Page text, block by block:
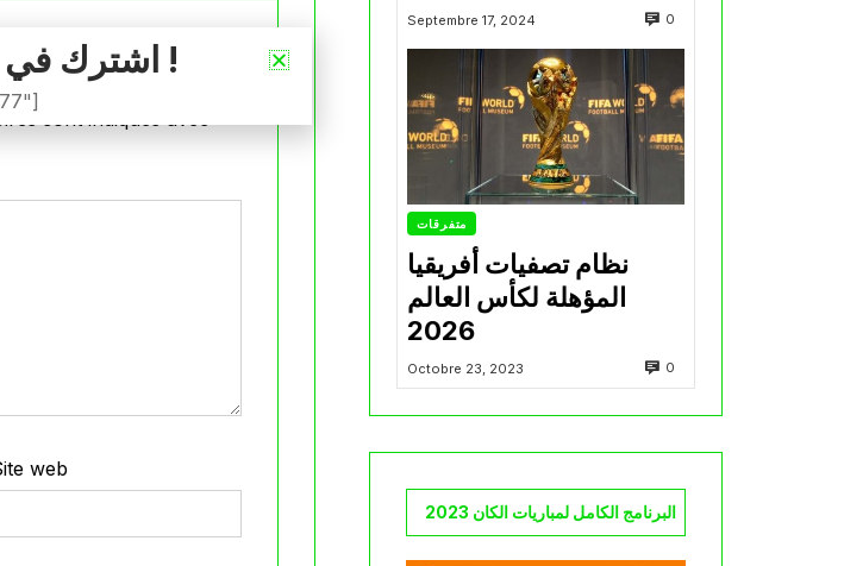
sont indiqués avec
web
Septembre 17, 2024 0
متفرقات
نظام تصفيات أفريقيا
المؤهلة لكأس العالم
2026
Octobre 23, 2023 0
البرنامج الكامل لمباريات الكان 2023
اشترك في نشرتنا الإخبارية !